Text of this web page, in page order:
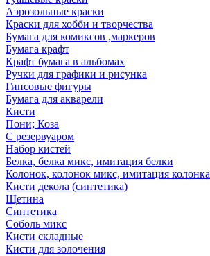
Аэрозольные краски
Краски для хобби и творчества
Бумага для комиксов ,маркеров
Бумага крафт
Крафт бумага в альбомах
Ручки для графики и рисунка
Гипсовые фигуры
Бумага для акварели
Кисти
Пони; Коза
С резервуаром
Набор кистей
Белка, белка микс, имитация белки
Колонок, колонок микс, имитация колонка
Кисти декола (синтетика)
Щетина
Синтетика
Соболь микс
Кисти складные
Кисти для золочения